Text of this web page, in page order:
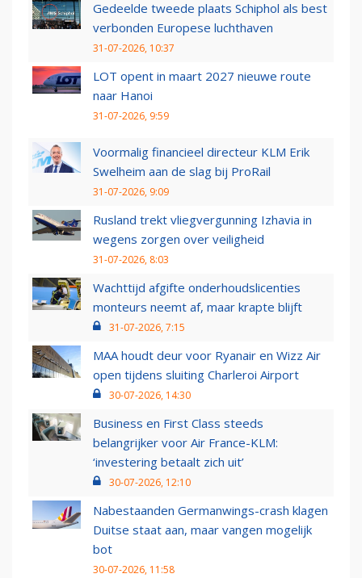
Gedeelde tweede plaats Schiphol als best
verbonden Europese luchthaven
31-07-2026, 10:37
LOT opent in maart 2027 nieuwe route
naar Hanoi
31-07-2026, 9:59
Voormalig financieel directeur KLM Erik
Swelheim aan de slag bij ProRail
31-07-2026, 9:09
Rusland trekt vliegvergunning Izhavia in
wegens zorgen over veiligheid
31-07-2026, 8:03
Wachttijd afgifte onderhoudslicenties
monteurs neemt af, maar krapte blijft
31-07-2026, 7:15
MAA houdt deur voor Ryanair en Wizz Air
open tijdens sluiting Charleroi Airport
30-07-2026, 14:30
Business en First Class steeds
belangrijker voor Air France-KLM:
‘investering betaalt zich uit’
30-07-2026, 12:10
Nabestaanden Germanwings-crash klagen
Duitse staat aan, maar vangen mogelijk
bot
30-07-2026, 11:58